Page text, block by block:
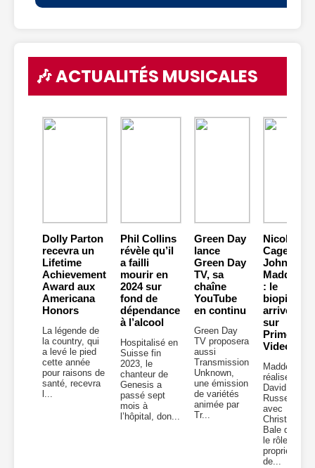
🎶 ACTUALITÉS MUSICALES
Dolly Parton
recevra un
Lifetime
Achievement
Award aux
Americana
Honors
La légende de
la country, qui
a levé le pied
cette année
pour raisons de
santé, recevra
l...
Phil Collins
révèle qu’il
a failli
mourir en
2024 sur
fond de
dépendance
à l’alcool
Hospitalisé en
Suisse fin
2023, le
chanteur de
Genesis a
passé sept
mois à
l’hôpital, don...
Green Day
lance
Green Day
TV, sa
chaîne
YouTube
en continu
Green Day
TV proposera
aussi
Transmission
Unknown,
une émission
de variétés
animée par
Tr...
Nicolas
Cage en
John
Madden
: le
biopic
arrive
sur
Prime
Video
Madden,
réalisé par
David O.
Russell,
avec
Christian
Bale dans
le rôle du
propriétaire
de...